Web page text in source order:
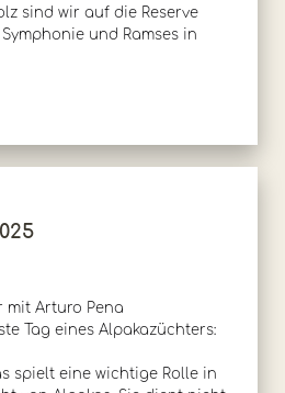
sind wir auf die Reserve
und Ramses in
mit Arturo Pena
Tag eines Alpakazüchters:
spielt eine wichtige Rolle in